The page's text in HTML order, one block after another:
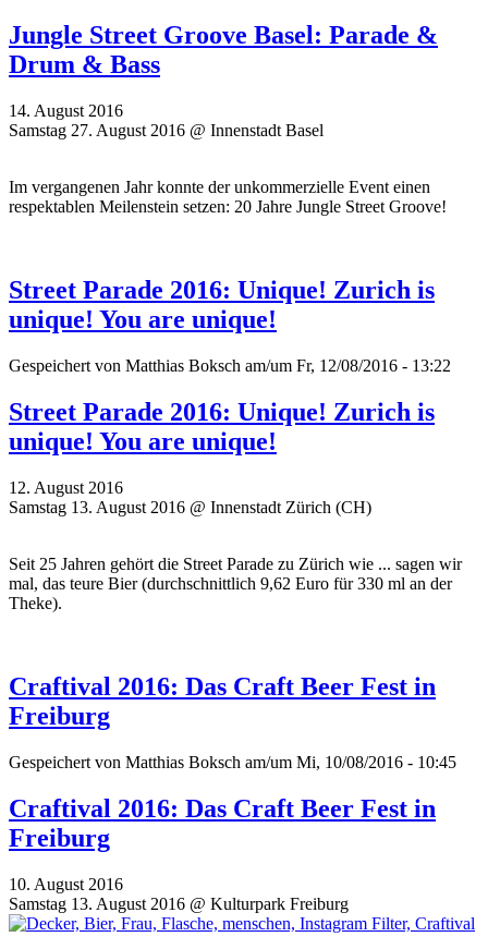
Jungle Street Groove Basel: Parade &
Drum & Bass
14. August 2016
Samstag 27. August 2016 @ Innenstadt Basel
Im vergangenen Jahr konnte der unkommerzielle Event einen
respektablen Meilenstein setzen: 20 Jahre Jungle Street Groove!
Street Parade 2016: Unique! Zurich is
unique! You are unique!
Gespeichert von Matthias Boksch am/um Fr, 12/08/2016 - 13:22
Street Parade 2016: Unique! Zurich is
unique! You are unique!
12. August 2016
Samstag 13. August 2016 @ Innenstadt Zürich (CH)
Seit 25 Jahren gehört die Street Parade zu Zürich wie ... sagen wir
mal, das teure Bier (durchschnittlich 9,62 Euro für 330 ml an der
Theke).
Craftival 2016: Das Craft Beer Fest in
Freiburg
Gespeichert von Matthias Boksch am/um Mi, 10/08/2016 - 10:45
Craftival 2016: Das Craft Beer Fest in
Freiburg
10. August 2016
Samstag 13. August 2016 @ Kulturpark Freiburg